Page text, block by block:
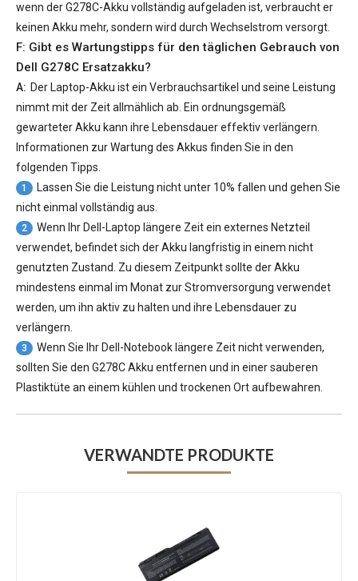
wenn derG278C-Akku vollständig aufgeladen ist, verbraucht er
keinen Akku mehr, sondern wird durch Wechselstrom versorgt.
F: Gibt es Wartungstipps für den täglichen Gebrauch von
Dell G278C Ersatzakku?
A: Der Laptop-Akku ist ein Verbrauchsartikel und seine Leistung
nimmt mit der Zeit allmählich ab. Ein ordnungsgemäß
gewarteter Akku kann ihre Lebensdauer effektiv verlängern.
Informationen zur Wartung des Akkus finden Sie in den
folgenden Tipps.
1
Lassen Sie die Leistung nicht unter 10% fallen und gehen Sie
nicht einmal vollständig aus.
2
Wenn Ihr Dell-Laptop längere Zeit ein externes Netzteil
verwendet, befindet sich der Akku langfristig in einem nicht
genutzten Zustand. Zu diesem Zeitpunkt sollte der Akku
mindestens einmal im Monat zur Stromversorgung verwendet
werden, um ihn aktiv zu halten und ihre Lebensdauer zu
verlängern.
3
Wenn Sie Ihr Dell-Notebook längere Zeit nicht verwenden,
sollten Sie den G278C Akku entfernen und in einer sauberen
Plastiktüte an einem kühlen und trockenen Ort aufbewahren.
VERWANDTE PRODUKTE